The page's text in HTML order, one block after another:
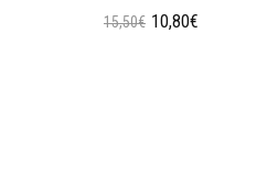
15,50€ 10,80€